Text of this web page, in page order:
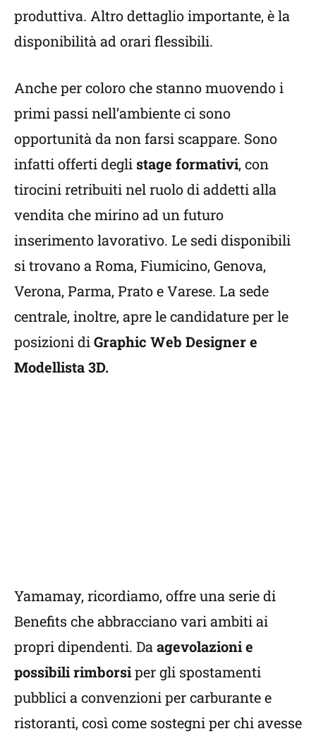
produttiva. Altro dettaglio importante, è la
disponibilità ad orari flessibili.
Anche per coloro che stanno muovendo i
primi passi nell’ambiente ci sono
opportunità da non farsi scappare. Sono
infatti offerti degli stage formativi, con
tirocini retribuiti nel ruolo di addetti alla
vendita che mirino ad un futuro
inserimento lavorativo. Le sedi disponibili
si trovano a Roma, Fiumicino, Genova,
Verona, Parma, Prato e Varese. La sede
centrale, inoltre, apre le candidature per le
posizioni diGraphic Web Designer e
Modellista 3D.
Yamamay, ricordiamo, offre una serie di
Benefits che abbracciano vari ambiti ai
propri dipendenti. Da agevolazioni e
possibili rimborsiper gli spostamenti
pubblici a convenzioni per carburante e
ristoranti, così come sostegni per chi avesse